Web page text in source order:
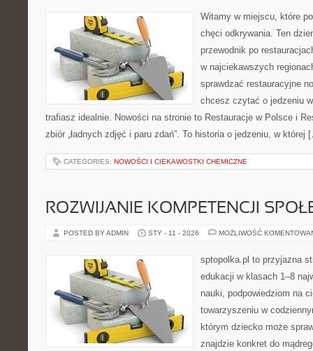
Witamy w miejscu, które
chęci odkrywania. Ten
przewodnik po
w najciekawszych
sprawdzać restauracyjne
chcesz czytać o jedzeniu
trafiasz idealnie. Nowości na stronie to Restauracje w Polsce i
zbiór „ładnych zdjęć i paru zdań”. To historia o jedzeniu, w której
CATEGORIES: NOWOŚCI I CIEKAWOSTKI CHEMICZNE
ROZWIJANIE KOMPETENCJI
POSTED BY ADMIN STY - 11 - 2026 MOŻLIWOŚĆ
sptopolka.pl to przyjazna
edukacji w klasach 1–8
nauki, podpowiedziom na
towarzyszeniu w
którym dziecko może
znajdzie konkret do